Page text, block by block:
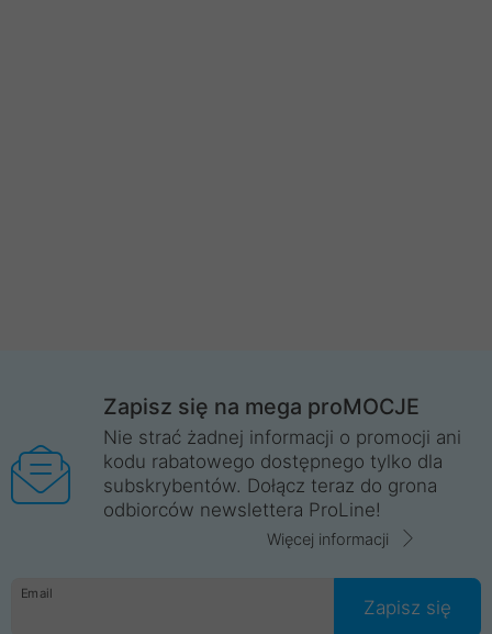
Zapisz się na mega proMOCJE
Nie strać żadnej informacji o promocji ani
kodu rabatowego dostępnego tylko dla
subskrybentów. Dołącz teraz do grona
odbiorców newslettera ProLine!
Więcej informacji
Email
Zapisz się